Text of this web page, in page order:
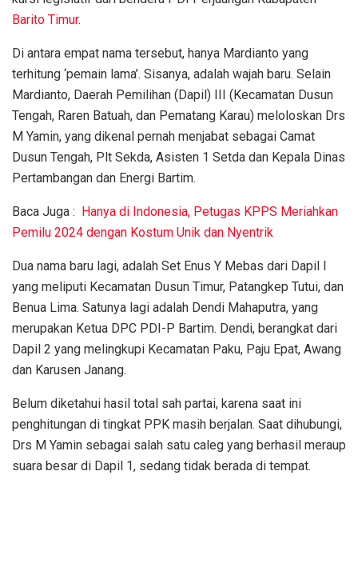
Barito Timur.
Di antara empat nama tersebut, hanya Mardianto yang
terhitung ‘pemain lama’. Sisanya, adalah wajah baru. Selain
Mardianto, Daerah Pemilihan (Dapil) III (Kecamatan Dusun
Tengah, Raren Batuah, dan Pematang Karau) meloloskan Drs
M Yamin, yang dikenal pernah menjabat sebagai Camat
Dusun Tengah, Plt Sekda, Asisten 1 Setda dan Kepala Dinas
Pertambangan dan Energi Bartim.
Baca Juga : Hanya di Indonesia, Petugas KPPS Meriahkan
Pemilu 2024 dengan Kostum Unik dan Nyentrik
Dua nama baru lagi, adalah Set Enus Y Mebas dari Dapil I
yang meliputi Kecamatan Dusun Timur, Patangkep Tutui, dan
Benua Lima. Satunya lagi adalah Dendi Mahaputra, yang
merupakan Ketua DPC PDI-P Bartim. Dendi, berangkat dari
Dapil 2 yang melingkupi Kecamatan Paku, Paju Epat, Awang
dan Karusen Janang.
Belum diketahui hasil total sah partai, karena saat ini
penghitungan di tingkat PPK masih berjalan. Saat dihubungi,
Drs M Yamin sebagai salah satu caleg yang berhasil meraup
suara besar di Dapil 1, sedang tidak berada di tempat.